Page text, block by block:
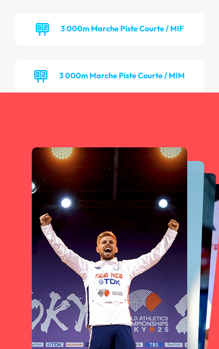
3 000m Marche Piste Courte / MIF
3 000m Marche Piste Courte / MIM